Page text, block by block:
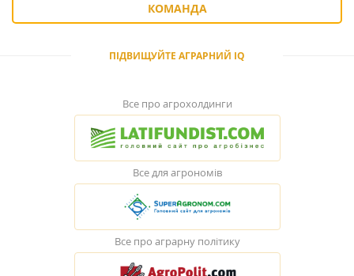
КОМАНДА
ПІДВИЩУЙТЕ АГРАРНИЙ IQ
Все про агрохолдинги
Все для агрономів
Все про аграрну політику